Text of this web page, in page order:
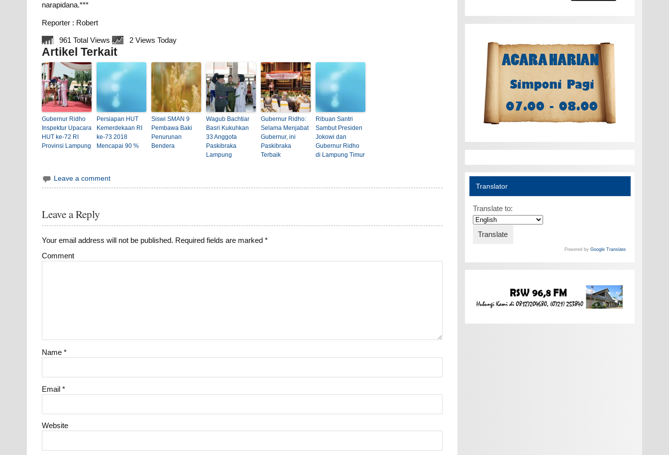
narapidana.***
Reporter : Robert
961 Total Views 2 Views Today
Artikel Terkait
Gubernur Ridho
Inspektur Upacara
HUT ke-72 RI
Provinsi Lampung
Persiapan HUT
Kemerdekaan RI
ke-73 2018
Mencapai 90 %
Siswi SMAN 9
Pembawa Baki
Penurunan
Bendera
Wagub Bachtiar
Basri Kukuhkan
33 Anggota
Paskibraka
Lampung
Gubernur Ridho:
Selama Menjabat
Gubernur, ini
Paskibraka
Terbaik
Ribuan Santri
Sambut Presiden
Jokowi dan
Gubernur Ridho
di Lampung Timur
Leave a comment
Leave a Reply
Your email address will not be published. Required fields are marked*
Comment
Name*
Email*
Website
Translator
Translate to:
Powered by Google Translate.